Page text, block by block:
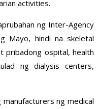
activities.
ng Inter-Agency
Mayo, hindi na skeletal
pribadong ospital, health
ng dialysis centers,
ng medical